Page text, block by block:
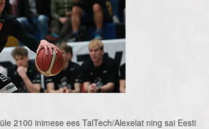
2100 inimese ees TalTech/Alexelat ning sai Eesti